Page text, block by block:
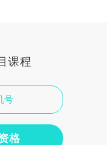
课程
格